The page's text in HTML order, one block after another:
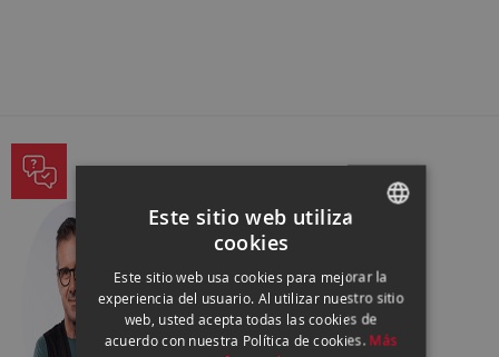
PREGUNTA A NUESTROS EXPERTOS
Conócelos
ENGLISH
CATALAN
Este sitio web utiliza
cookies
Este sitio web usa cookies para mejorar la
experiencia del usuario. Al utilizar nuestro sitio
web, usted acepta todas las cookies de
acuerdo con nuestra Política de cookies. Más